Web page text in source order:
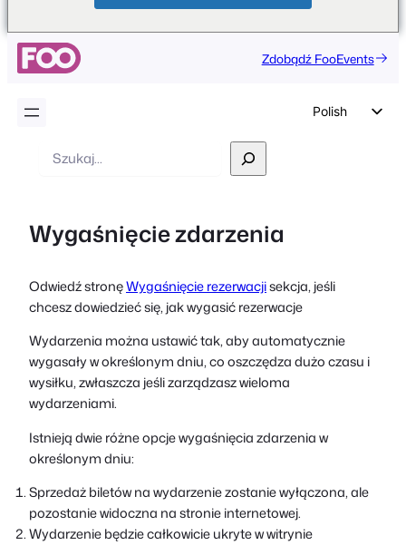
Zdobądź FooEvents
Polish
Portuguese
Czech
Wyszukiwanie
Wygaśnięcie zdarzenia
Odwiedź stronęWygaśnięcie rezerwacjisekcja, jeśli
chcesz dowiedzieć się, jak wygasić rezerwacje
Wydarzenia można ustawić tak, aby automatycznie
wygasały w określonym dniu, co oszczędza dużo czasu i
wysiłku, zwłaszcza jeśli zarządzasz wieloma
wydarzeniami.
Istnieją dwie różne opcje wygaśnięcia zdarzenia w
określonym dniu:
Sprzedaż biletów na wydarzenie zostanie wyłączona, ale
pozostanie widoczna na stronie internetowej.
Wydarzenie będzie całkowicie ukryte w witrynie